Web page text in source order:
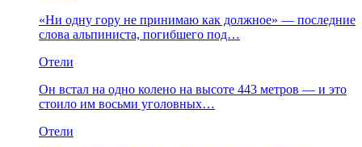
«Ни одну гору не принимаю как должное» — последние
слова альпиниста, погибшего под…
Отели
Он встал на одно колено на высоте 443 метров — и это
стоило им восьми уголовных…
Отели